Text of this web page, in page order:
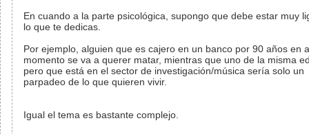
En cuando a la parte psicológica, supongo que debe estar muy
lo que te dedicas.
Por ejemplo, alguien que es cajero en un banco por 90 años en
momento se va a querer matar, mientras que uno de la misma
pero que está en el sector de investigación/música sería solo un
parpadeo de lo que quieren vivir.
Igual el tema es bastante complejo.